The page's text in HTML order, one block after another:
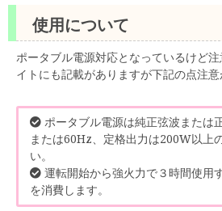
使用について
ポータブル電源対応となっているけど
イトにも記載がありますが下記の点注意
ポータブル電源は純正弦波または
または60Hz、定格出力は200W以上
い。
運転開始から強火力で３時間使用
を消費します。